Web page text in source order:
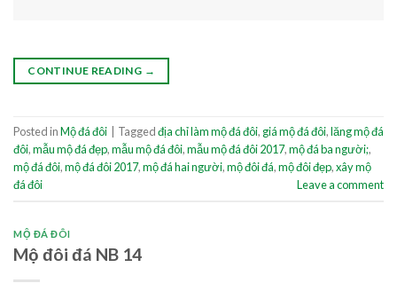
CONTINUE READING →
Posted inMộ đá đôi Taggedđịa chỉ làm mộ đá đôi, giá mộ đá đôi,lăng mộ đá
đôi,mẫu mộ đá đẹp,mẫu mộ đá đôi,mẫu mộ đá đôi 2017,mộ đá ba người;,
mộ đá đôi,mộ đá đôi 2017,mộ đá hai người,mộ đôi đá,mộ đôi đẹp,xây mộ
đá đôi
Leave a comment
MỘ ĐÁ ĐÔI
Mộ đôi đá NB 14